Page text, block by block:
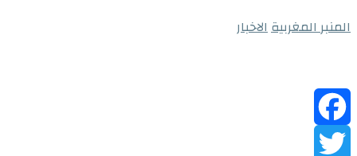
المنبر المغربيةالاخبار
Facebook